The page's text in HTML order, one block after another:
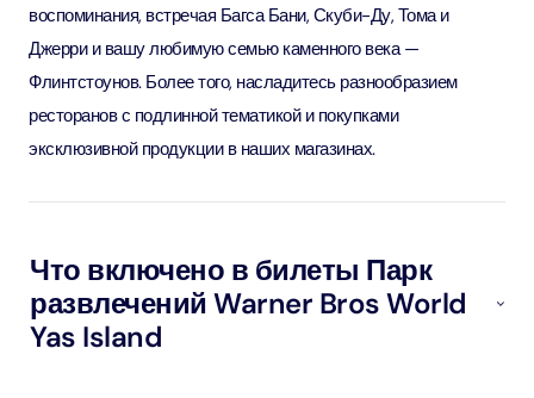
воспоминания, встречая Багса Бани, Скуби-Ду, Тома и
Джерри и вашу любимую семью каменного века —
Флинтстоунов. Более того, насладитесь разнообразием
ресторанов с подлинной тематикой и покупками
эксклюзивной продукции в наших магазинах.
Что включено в билеты Парк
развлечений Warner Bros World
Yas Island